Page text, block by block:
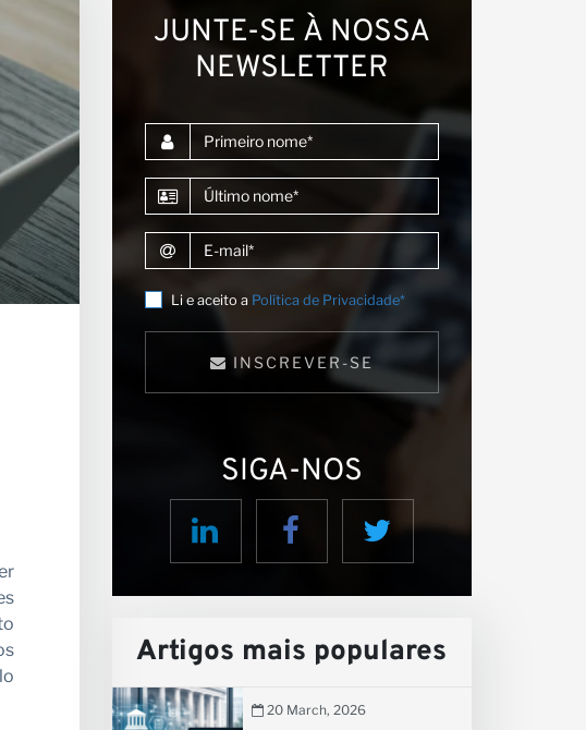
JUNTE-SE À NOSSA
NEWSLETTER
Primeiro nome
Último nome
E-mail
Li e aceito a Política de Privacidade*
INSCREVER-SE
SIGA-NOS
Artigos mais populares
20 March, 2026